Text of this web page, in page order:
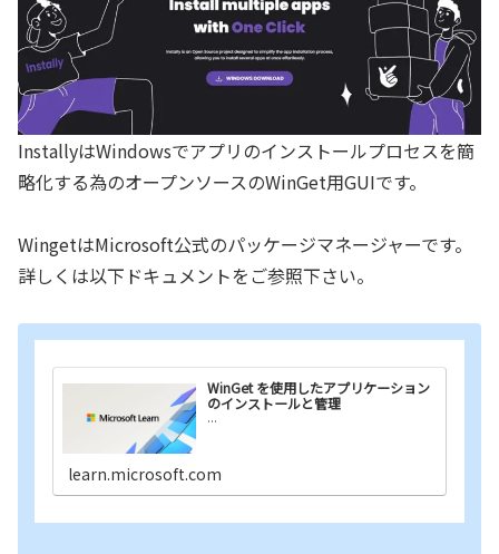
InstallyはWindowsでアプリのインストールプロセスを簡
略化する為のオープンソースのWinGet用GUIです。
WingetはMicrosoft公式のパッケージマネージャーです。
詳しくは以下ドキュメントをご参照下さい。
WinGet を使用したアプリケーション
のインストールと管理
...
learn.microsoft.com